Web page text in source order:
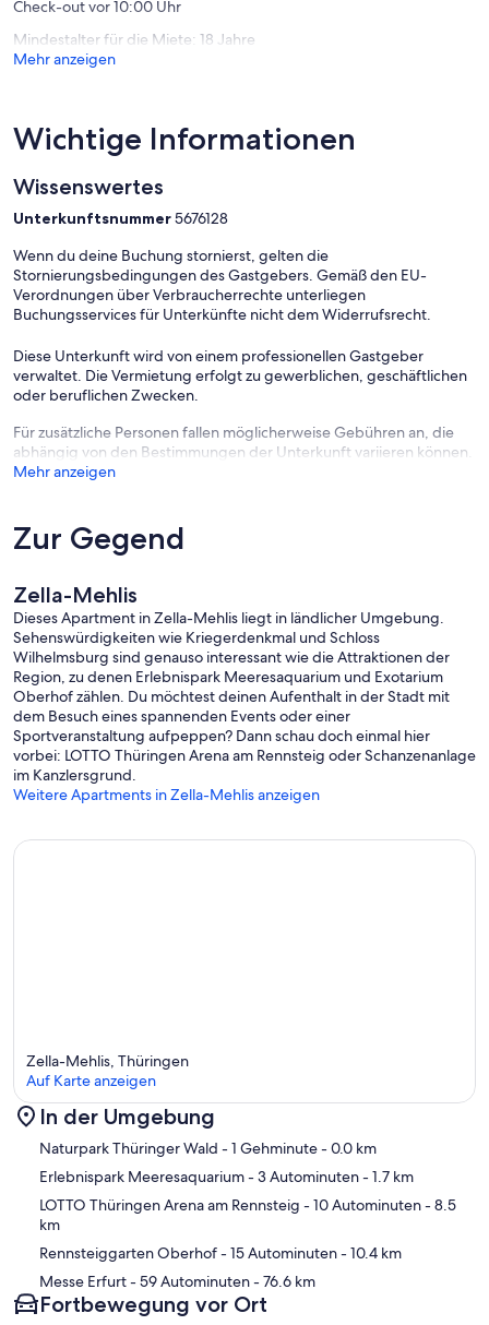
Touristeninformation: Zella-Mehlis, 1000 meter
Banküberweisung, Sofortüberweisung, Eurocard/ Mastercard,
VISA, iDeal.
Check-out vor 10:00 Uhr
Mindestalter für die Miete: 18 Jahre
Mehr anzeigen
Wichtige Informationen
Wissenswertes
Unterkunftsnummer5676128
Wenn du deine Buchung stornierst, gelten die
Stornierungsbedingungen des Gastgebers. Gemäß den EU-
Verordnungen über Verbraucherrechte unterliegen
Buchungsservices für Unterkünfte nicht dem Widerrufsrecht.
Diese Unterkunft wird von einem professionellen Gastgeber
verwaltet. Die Vermietung erfolgt zu gewerblichen, geschäftlichen
oder beruflichen Zwecken.
Für zusätzliche Personen fallen möglicherweise Gebühren an, die
abhängig von den Bestimmungen der Unterkunft variieren können.
Mehr anzeigen
Zur Gegend
Zella-Mehlis
Dieses Apartment in Zella-Mehlis liegt in ländlicher Umgebung.
Sehenswürdigkeiten wie Kriegerdenkmal und Schloss
Wilhelmsburg sind genauso interessant wie die Attraktionen der
Region, zu denen Erlebnispark Meeresaquarium und Exotarium
Oberhof zählen. Du möchtest deinen Aufenthalt in der Stadt mit
dem Besuch eines spannenden Events oder einer
Sportveranstaltung aufpeppen? Dann schau doch einmal hier
vorbei: LOTTO Thüringen Arena am Rennsteig oder Schanzenanlage
im Kanzlersgrund.
Weitere Apartments in Zella-Mehlis anzeigen
Karte
Zella-Mehlis, Thüringen
Auf Karte anzeigen
In der Umgebung
Naturpark Thüringer Wald - 1 Gehminute- 0.0 km
Erlebnispark Meeresaquarium- 3 Autominuten- 1.7 km
LOTTO Thüringen Arena am Rennsteig - 10 Autominuten- 8.5
km
Rennsteiggarten Oberhof- 15 Autominuten- 10.4 km
Messe Erfurt- 59 Autominuten- 76.6 km
Fortbewegung vor Ort